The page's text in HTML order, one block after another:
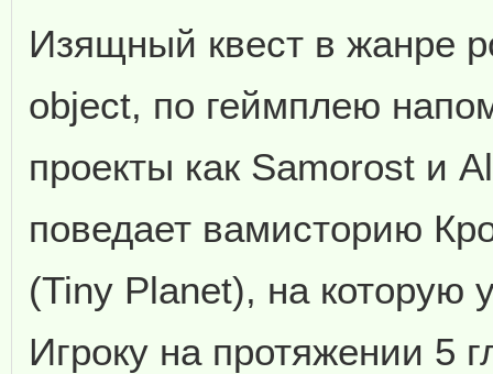
Изящный квест в жанре
object, по геймплею
проекты как Samorost и
поведает вамисторию
(Tiny Planet), на которую
Игроку на протяжении 5